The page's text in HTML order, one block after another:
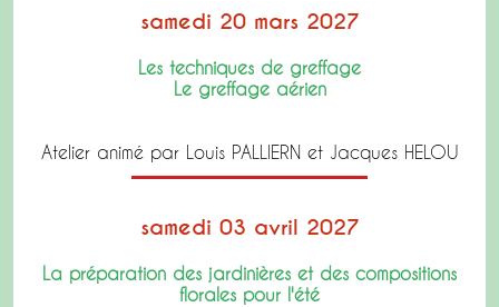
samedi 20 mars 2027
Les techniques de greffage
Le greffage aérien
Atelier animé par Louis PALLIERN et Jacques HELOU
samedi 03 avril 2027
La préparation des jardinières et des compositions
florales pour l'été